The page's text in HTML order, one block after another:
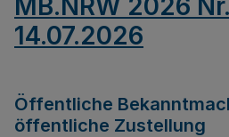
MB.NRW 2026
14.07.2026
Öffentliche
öffentliche Zustellung